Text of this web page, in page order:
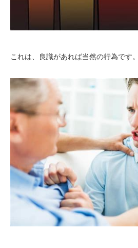
これは、良識があれば当然の行為です。